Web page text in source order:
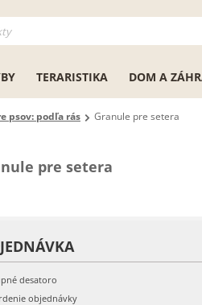
TERARISTIKA DOM A
psov: podľa rás Granule pre setera
pre setera
desatoro
objednávky